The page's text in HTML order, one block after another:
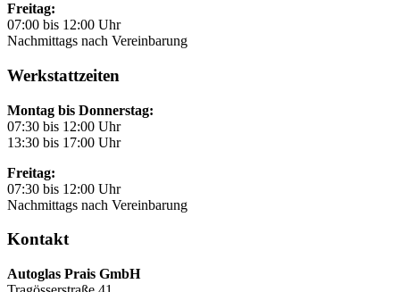
Freitag:
07:00 bis 12:00 Uhr
Nachmittags nach Vereinbarung
Werkstattzeiten
Montag bis Donnerstag:
07:30 bis 12:00 Uhr
13:30 bis 17:00 Uhr
Freitag:
07:30 bis 12:00 Uhr
Nachmittags nach Vereinbarung
Kontakt
Autoglas Prais GmbH